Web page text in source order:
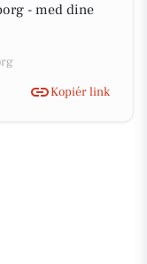
- med dine
Kopiér link